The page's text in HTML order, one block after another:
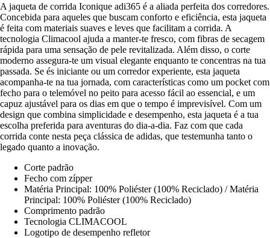
A jaqueta de corrida Iconique adi365 é a aliada perfeita dos corredores.
Concebida para aqueles que buscam conforto e eficiência, esta jaqueta
é feita com materiais suaves e leves que facilitam a corrida. A
tecnologia Climacool ajuda a manter-te fresco, com fibras de secagem
rápida para uma sensação de pele revitalizada. Além disso, o corte
moderno assegura-te um visual elegante enquanto te concentras na tua
passada. Se és iniciante ou um corredor experiente, esta jaqueta
acompanha-te na tua jornada, com características como um pocket com
fecho para o telemóvel no peito para acesso fácil ao essencial, e um
capuz ajustável para os dias em que o tempo é imprevisível. Com um
design que combina simplicidade e desempenho, esta jaqueta é a tua
escolha preferida para aventuras do dia-a-dia. Faz com que cada
corrida conte nesta peça clássica de adidas, que testemunha tanto o
legado quanto a inovação.
Corte padrão
Fecho com zípper
Matéria Principal: 100% Poliéster (100% Reciclado) / Matéria
Principal: 100% Poliéster (100% Reciclado)
Comprimento padrão
Tecnologia CLIMACOOL
Logotipo de desempenho refletor